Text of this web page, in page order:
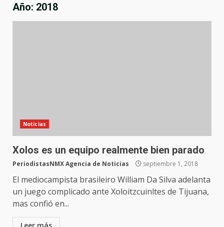
Año: 2018
Noticias
Xolos es un equipo realmente bien parado
PeriodistasNMX Agencia de Noticias septiembre 1, 2018
El mediocampista brasileiro William Da Silva adelanta
un juego complicado ante Xoloitzcuinltes de Tijuana,
mas confió en...